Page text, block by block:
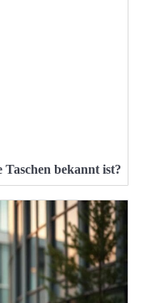
bekannt ist?